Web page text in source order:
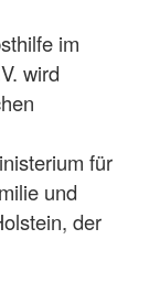
im
wird
für
und
der